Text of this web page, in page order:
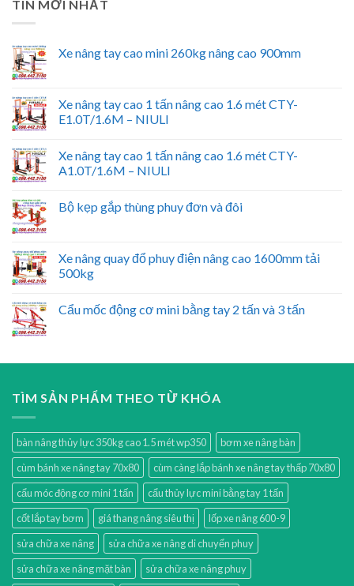
TIN MỚI NHẤT
Xe nâng tay cao mini 260kg nâng cao 900mm
Xe nâng tay cao 1 tấn nâng cao 1.6 mét CTY-
E1.0T/1.6M – NIULI
Xe nâng tay cao 1 tấn nâng cao 1.6 mét CTY-
A1.0T/1.6M – NIULI
Bộ kẹp gắp thùng phuy đơn và đôi
Xe nâng quay đổ phuy điện nâng cao 1600mm tải
500kg
Cẩu mốc động cơ mini bằng tay 2 tấn và 3 tấn
TÌM SẢN PHẨM THEO TỪ KHÓA
bàn nâng thủy lực 350kg cao 1.5 mét wp350
bơm xe nâng bàn
cùm bánh xe nâng tay 70x80
cùm càng lắp bánh xe nâng tay thấp 70x80
cẩu móc động cơ mini 1 tấn
cẩu thủy lực mini bằng tay 1 tấn
cốt lắp tay bơm
giá thang nâng siêu thị
lốp xe nâng 600-9
sửa chữa xe nâng
sửa chữa xe nâng di chuyển phuy
sửa chữa xe nâng mặt bàn
sửa chữa xe nâng phuy